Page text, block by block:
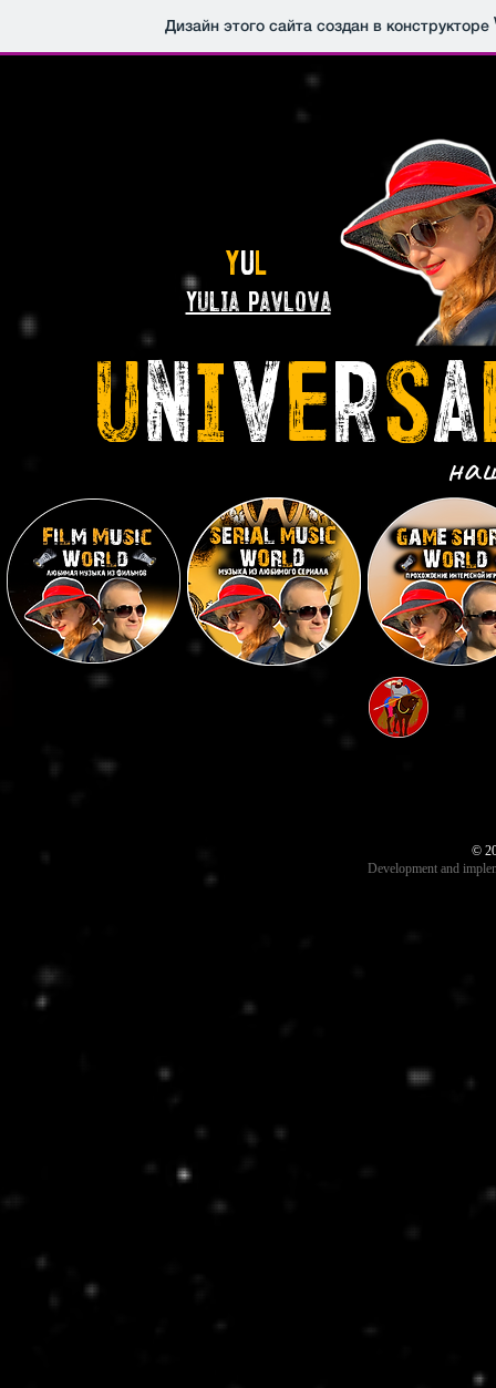
Дизайн этого сайта создан в конструкторе
YUL
Yulia Pavlova
universa
©
Development and